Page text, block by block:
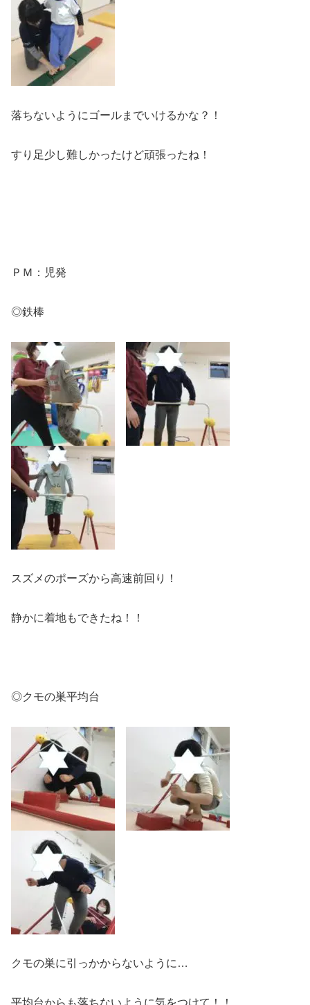
落ちないようにゴールまでいけるかな？！
すり足少し難しかったけど頑張ったね！
ＰＭ：児発
◎鉄棒
スズメのポーズから高速前回り！
静かに着地もできたね！！
◎クモの巣平均台
クモの巣に引っかからないように…
平均台からも落ちないように気をつけて！！